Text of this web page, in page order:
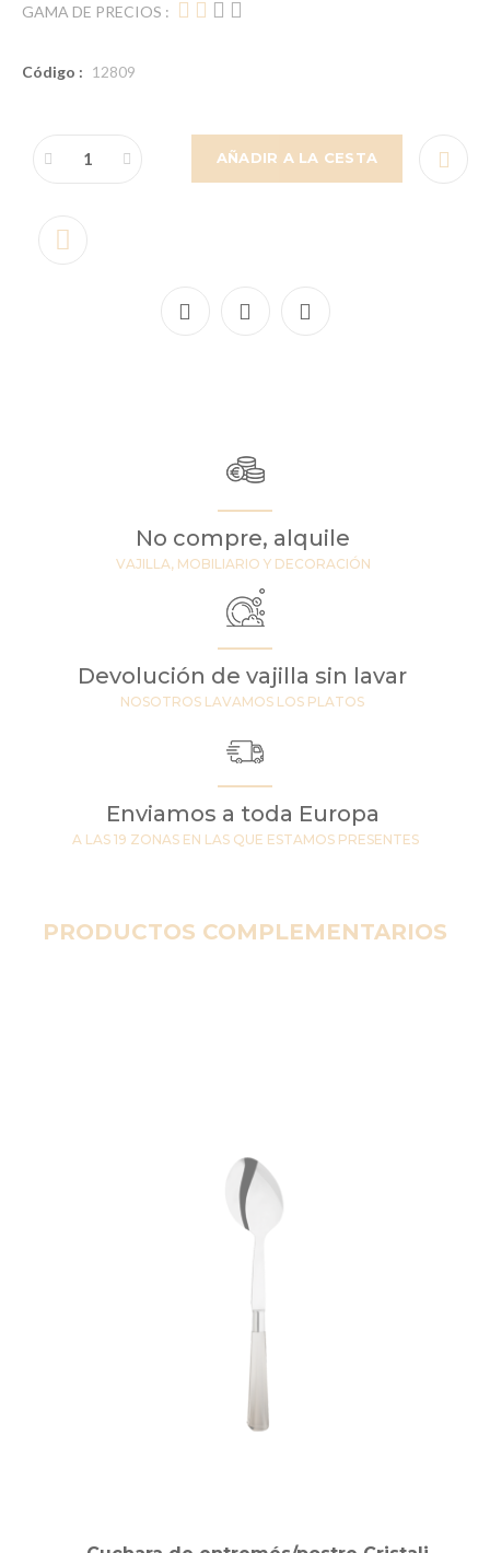
GAMA DE PRECIOS :
Código : 12809
AÑADIR A LA CESTA
No compre, alquile
VAJILLA, MOBILIARIO Y DECORACIÓN
Devolución de vajilla sin lavar
NOSOTROS LAVAMOS LOS PLATOS
Enviamos a toda Europa
A LAS 19 ZONAS EN LAS QUE ESTAMOS PRESENTES
PRODUCTOS COMPLEMENTARIOS